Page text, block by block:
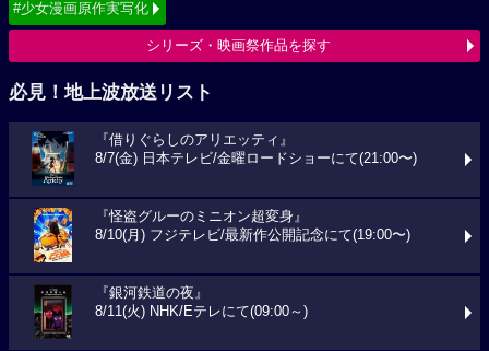
#少女漫画原作実写化
シリーズ・映画祭作品を探す
必見！地上波放送リスト
『借りぐらしのアリエッティ』
8/7(金) 日本テレビ/金曜ロードショーにて(21:00〜)
『怪盗グルーのミニオン超変身』
8/10(月) フジテレビ/最新作公開記念にて(19:00〜)
『銀河鉄道の夜』
8/11(火) NHK/Eテレにて(09:00～)